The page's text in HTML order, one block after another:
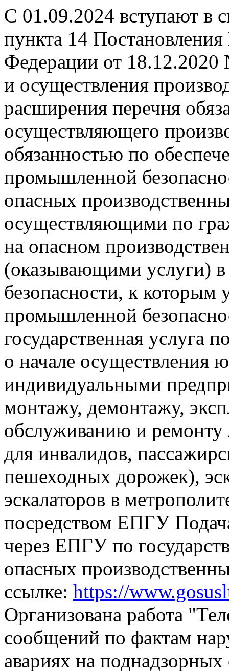
С 01.09.2024 вступают в
пункта 14
Федерации от
и осуществления
расширения перечня
осуществляющего
обязанностью по
промышленной
опасных
осуществляющими по
на опасном
(оказывающими услуги)
безопасности, к которым
промышленной
государственная услуга
о начале осуществления
индивидуальными
монтажу, демонтажу,
обслуживанию и
для инвалидов,
пешеходных дорожек),
эскалаторов в
посредством ЕПГУ
через ЕПГУ по
опасных
ссылке: https://
Организована работа
сообщений по фактам
авариях на поднадзорных